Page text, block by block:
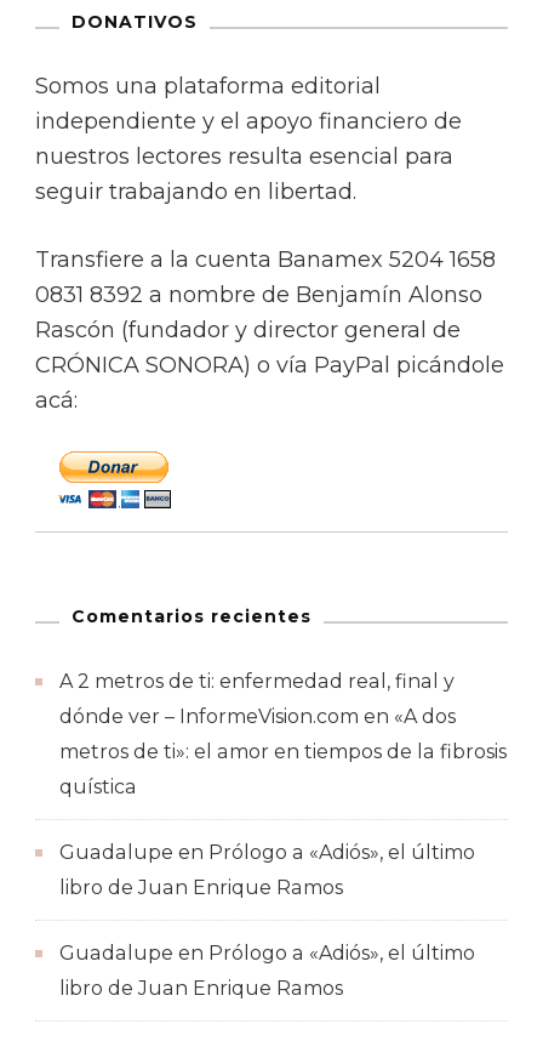
DONATIVOS
Somos una plataforma editorial
independiente y el apoyo financiero de
nuestros lectores resulta esencial para
seguir trabajando en libertad.
Transfiere a la cuenta Banamex 5204 1658
0831 8392 a nombre de Benjamín Alonso
Rascón (fundador y director general de
CRÓNICA SONORA) o vía PayPal picándole
acá:
Comentarios recientes
A 2 metros de ti: enfermedad real, final y
dónde ver – InformeVision.com en «A dos
metros de ti»: el amor en tiempos de la fibrosis
quística
Guadalupe en Prólogo a «Adiós», el último
libro de Juan Enrique Ramos
Guadalupe en Prólogo a «Adiós», el último
libro de Juan Enrique Ramos